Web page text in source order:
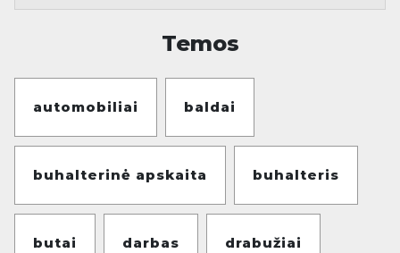
Temos
automobiliai baldai
buhalterinė apskaita buhalteris
butai darbas drabužiai